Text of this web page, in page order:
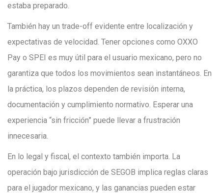
estaba preparado.
También hay un trade-off evidente entre localización y
expectativas de velocidad. Tener opciones como OXXO
Pay o SPEI es muy útil para el usuario mexicano, pero no
garantiza que todos los movimientos sean instantáneos. En
la práctica, los plazos dependen de revisión interna,
documentación y cumplimiento normativo. Esperar una
experiencia “sin fricción” puede llevar a frustración
innecesaria.
En lo legal y fiscal, el contexto también importa. La
operación bajo jurisdicción de SEGOB implica reglas claras
para el jugador mexicano, y las ganancias pueden estar